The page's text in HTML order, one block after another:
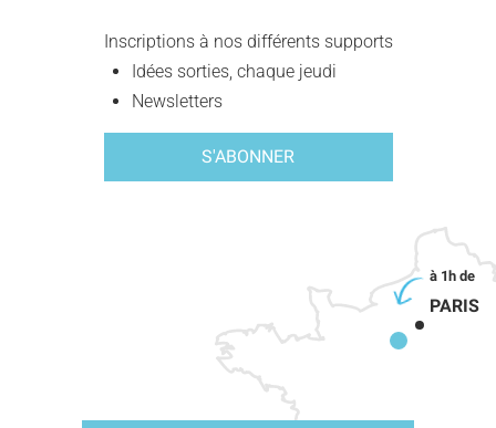
Inscriptions à nos différents supports
Idées sorties, chaque jeudi
Newsletters
S'ABONNER
PARIS